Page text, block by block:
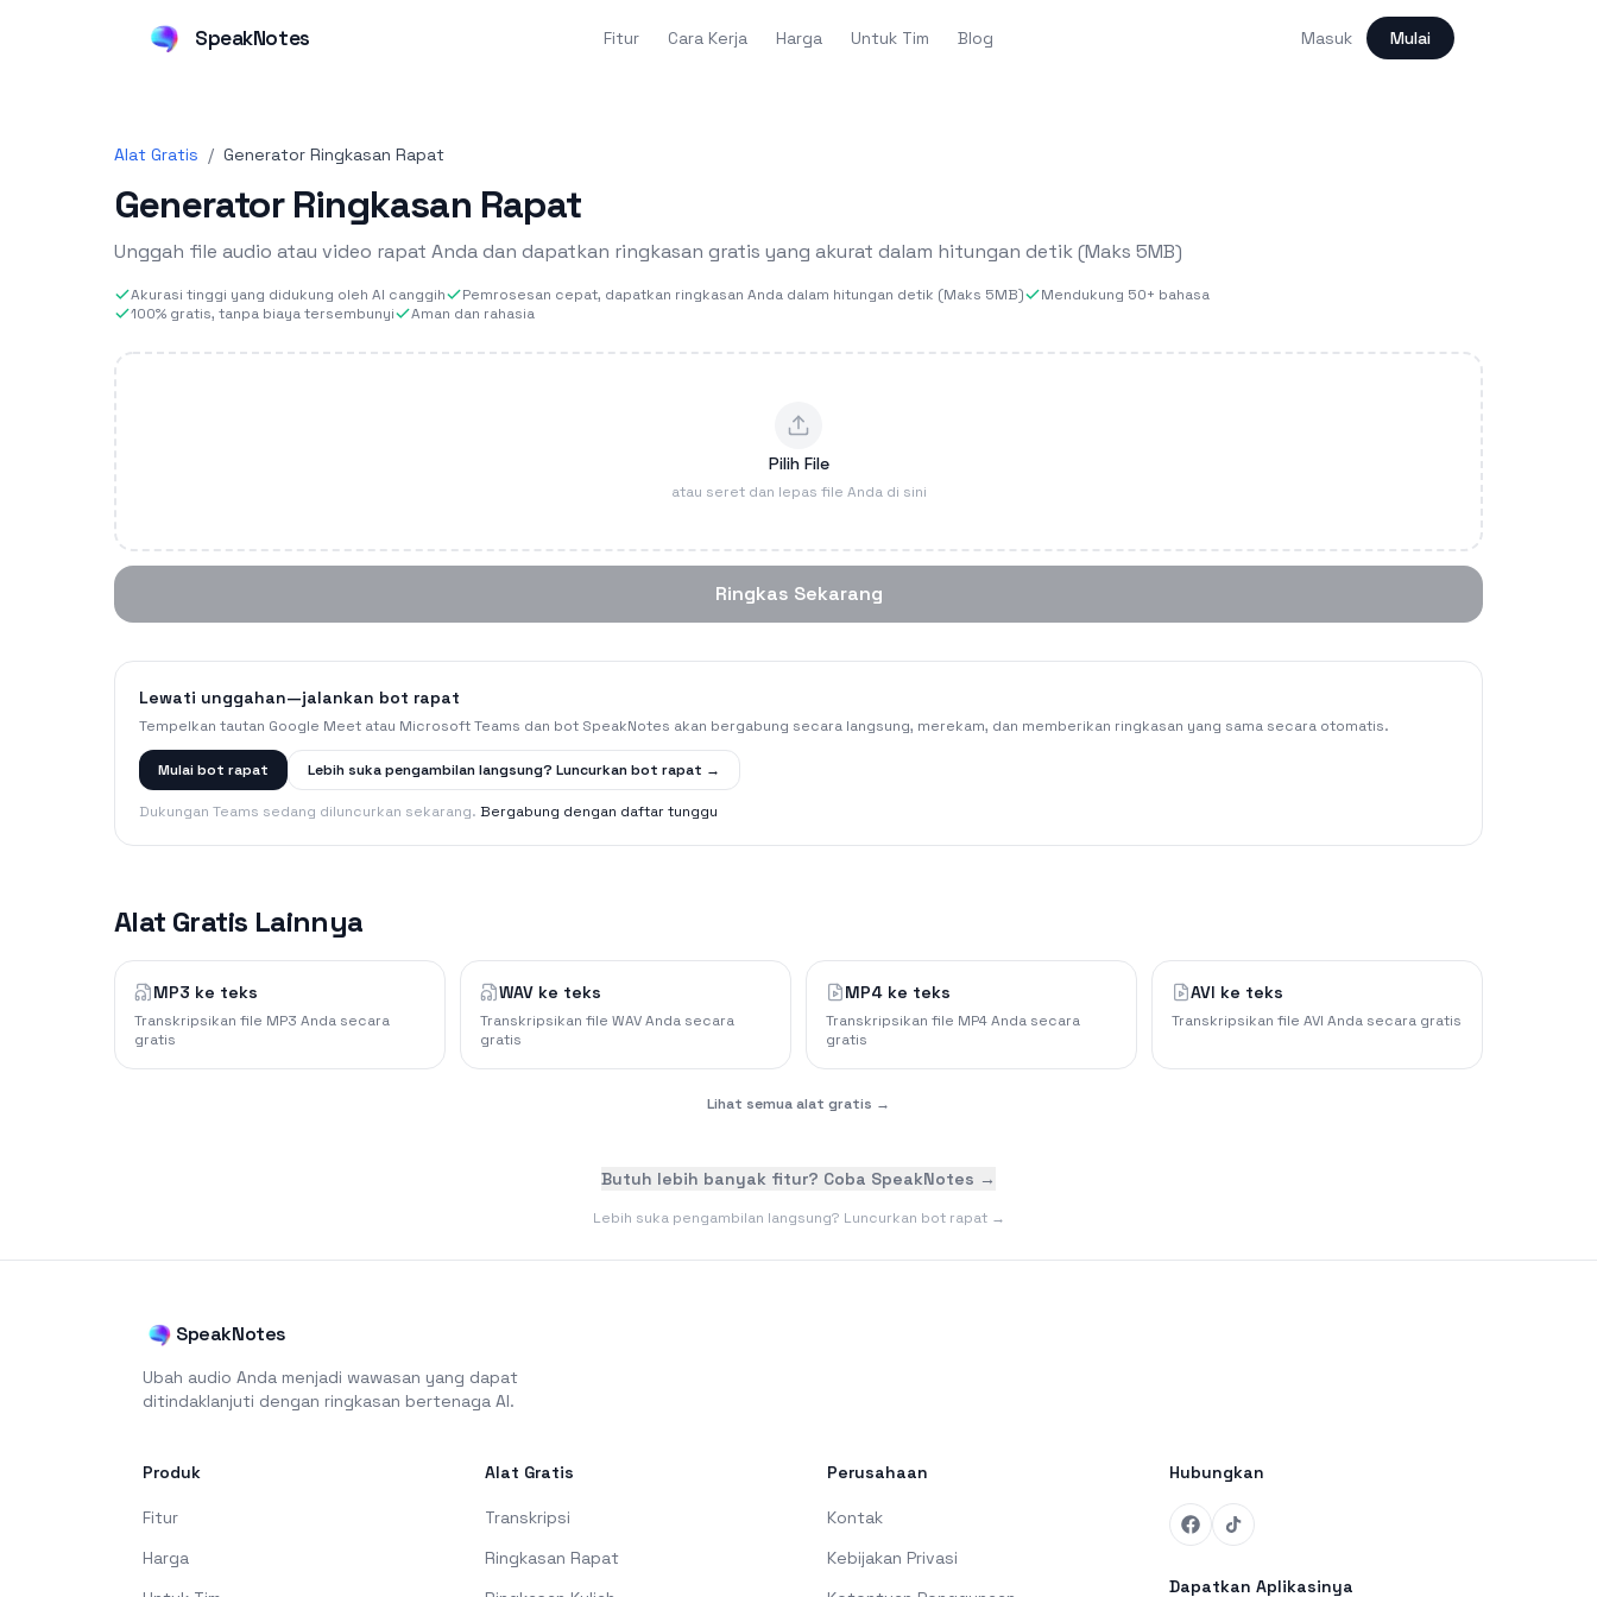
SpeakNotes Fitur Cara Kerja Harga Untuk Tim Blog Masuk Mulai
Alat Gratis / Generator Ringkasan Rapat
Generator Ringkasan Rapat
Unggah file audio atau video rapat Anda dan dapatkan ringkasan gratis yang akurat dalam hitungan detik (Maks 5MB)
Akurasi tinggi yang didukung oleh AI canggih Pemrosesan cepat, dapatkan ringkasan Anda dalam hitungan detik (Maks 5MB)
Mendukung 50+ bahasa
100% gratis, tanpa biaya tersembunyi
Aman dan rahasia
Pilih File
atau seret dan lepas file Anda di sini
Ringkas Sekarang
Lewati unggahan—jalankan bot rapat
Tempelkan tautan Google Meet atau Microsoft Teams dan bot SpeakNotes akan bergabung secara langsung, merekam, dan memberikan ringkasan yang sama secara otomatis.
Mulai bot rapat Lebih suka pengambilan langsung? Luncurkan bot rapat →
Dukungan Teams sedang diluncurkan sekarang. Bergabung dengan daftar tunggu
Alat Gratis Lainnya
MP3 ke teks
Transkripsikan file MP3 Anda secara
gratis
WAV ke teks
Transkripsikan file WAV Anda secara
gratis
MP4 ke teks
Transkripsikan file MP4 Anda secara
gratis
AVI ke teks
Transkripsikan file AVI Anda secara gratis
Lihat semua alat gratis →
Butuh lebih banyak fitur? Coba SpeakNotes →
Lebih suka pengambilan langsung? Luncurkan bot rapat →
SpeakNotes
Ubah audio Anda menjadi wawasan yang dapat
ditindaklanjuti dengan ringkasan bertenaga AI.
Produk
Fitur
Harga
Alat Gratis
Transkripsi
Ringkasan Rapat
Perusahaan
Kontak
Kebijakan Privasi
Hubungkan
Dapatkan Aplikasinya